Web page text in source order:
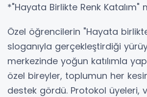
*"Hayata Birlikte Renk Katalım"
Özel öğrencilerin "Hayata
sloganıyla gerçekleştirdiği
merkezinde yoğun katılımla
özel bireyler, toplumun her
destek gördü. Protokol üyeleri,